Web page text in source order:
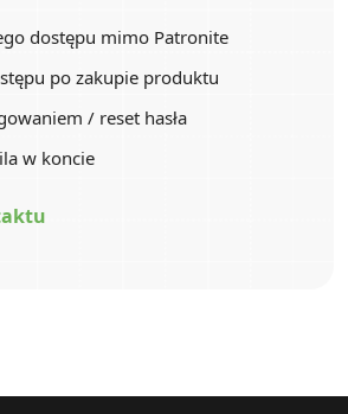
dostępu mimo Patronite
po zakupie produktu
/ reset hasła
w koncie